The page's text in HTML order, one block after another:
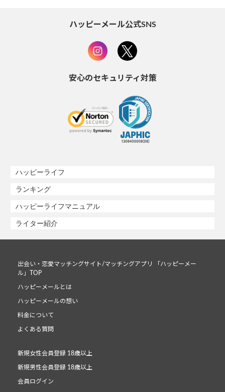
ハッピーメール公式SNS
安心のセキュリティ対策
ハッピーライフ
ランキング
ハッピーライフマニュアル
ライター紹介
出会い・恋愛マッチングサイト/マッチングアプリ 「ハッピーメー
ル」TOP
ハッピーメールとは
ハッピーメールの想い
料金について
よくある質問
新規女性会員登録 18歳以上
新規男性会員登録 18歳以上
会員ログイン